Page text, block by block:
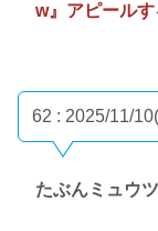
w』アピール
62 : 2025/11/
たぶんミュウ